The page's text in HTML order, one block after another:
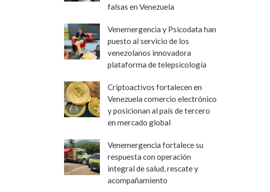
falsas en Venezuela
Venemergencia y Psicodata han
puesto al servicio de los
venezolanos innovadora
plataforma de telepsicología
Criptoactivos fortalecen en
Venezuela comercio electrónico
y posicionan al país de tercero
en mercado global
Venemergencia fortalece su
respuesta con operación
integral de salud, rescate y
acompañamiento